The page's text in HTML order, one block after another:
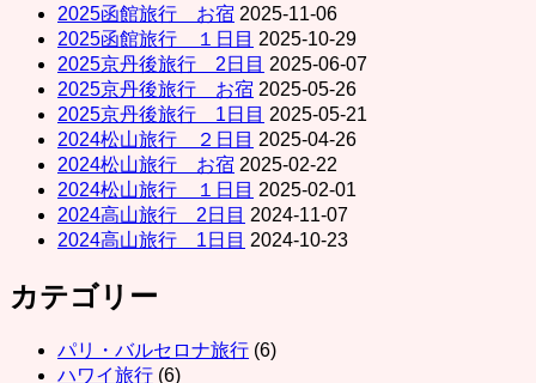
2025函館旅行 お宿 2025-11-06
2025函館旅行 １日目 2025-10-29
2025京丹後旅行 2日目 2025-06-07
2025京丹後旅行 お宿 2025-05-26
2025京丹後旅行 1日目 2025-05-21
2024松山旅行 ２日目 2025-04-26
2024松山旅行 お宿 2025-02-22
2024松山旅行 １日目 2025-02-01
2024高山旅行 2日目 2024-11-07
2024高山旅行 1日目 2024-10-23
カテゴリー
パリ・バルセロナ旅行 (6)
ハワイ旅行 (6)